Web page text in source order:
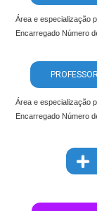
Área e especialização
Encarregado Número
Área e especialização
Encarregado Número